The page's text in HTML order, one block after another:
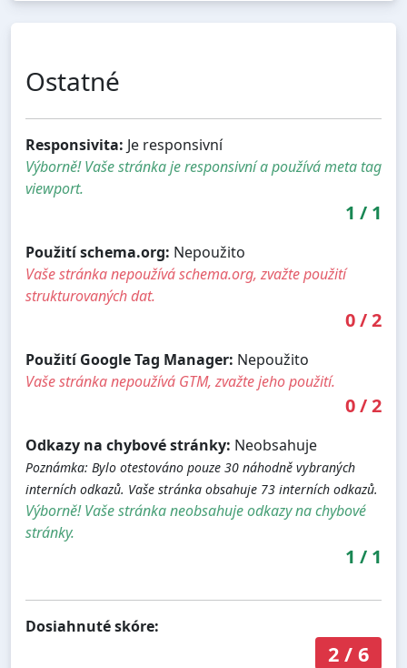
Ostatné
Responsivita: Je responsivní
Výborně! Vaše stránka je responsivní a používá meta tag
viewport.
1 / 1
Použití schema.org: Nepoužito
Vaše stránka nepoužívá schema.org, zvažte použití
strukturovaných dat.
0/2
Použití Google Tag Manager: Nepoužito
Vaše stránka nepoužívá GTM, zvažte jeho použití.
0/2
Odkazy na chybové stránky: Neobsahuje
Poznámka: Bylo otestováno pouze 30 náhodně vybraných
interních odkazů. Vaše stránka obsahuje 73 interních odkazů.
Výborně! Vaše stránka neobsahuje odkazy na chybové
stránky.
1 / 1
Dosiahnuté skóre:
2/ 6